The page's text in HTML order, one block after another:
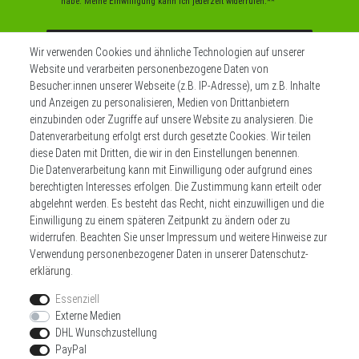
** Hierbei handelt es sich um ein Pflichtfeld.
Widerrufs­recht Impressum
Daten­schutz­erklärung AGB Kontakt
Zahlen sie bequem per
Wir verwenden Cookies und ähnliche Technologien auf unserer
Website und verarbeiten personenbezogene Daten von
Besucher:innen unserer Webseite (z.B. IP-Adresse), um z.B. Inhalte
und Anzeigen zu personalisieren, Medien von Drittanbietern
einzubinden oder Zugriffe auf unsere Website zu analysieren. Die
Datenverarbeitung erfolgt erst durch gesetzte Cookies. Wir teilen
diese Daten mit Dritten, die wir in den Einstellungen benennen.
Die Datenverarbeitung kann mit Einwilligung oder aufgrund eines
berechtigten Interesses erfolgen. Die Zustimmung kann erteilt oder
abgelehnt werden. Es besteht das Recht, nicht einzuwilligen und die
Einwilligung zu einem späteren Zeitpunkt zu ändern oder zu
widerrufen. Beachten Sie unser Impressum und weitere Hinweise zur
Verwendung personenbezogener Daten in unserer Daten­schutz­
erklärung
Essenziell
Externe Medien
DHL Wunschzustellung
PayPal